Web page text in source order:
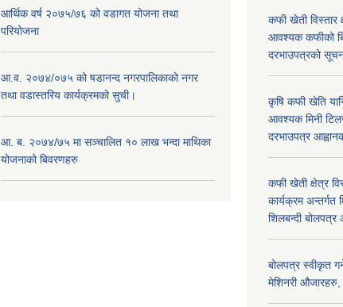
आर्थिक वर्ष २०७५/७६ को वडागत योजना तथा
परियोजना
आ.व. २०७४/०७५ को षडानन्द नगरपालिकाको नगर
तथा वडास्तरिय कार्यक्रमको सुची।
आ. ब. २०७४/७५ मा सञ्चालित १० लाख भन्दा माथिका
योजनाको बिवरणहरु
कफी खेती विस्तार
आवश्यक कफीको
दरभाउपत्रको
कृषि कफी खेति
आवश्यक मिनी
दरभाउपत्र
कफी खेती क्षेत्र
कार्यक्रम अन्तर्गत
शिलबन्दी बोलपत्र
बोलपत्र स्वीकृत
मेशिनरी औजारहरु,